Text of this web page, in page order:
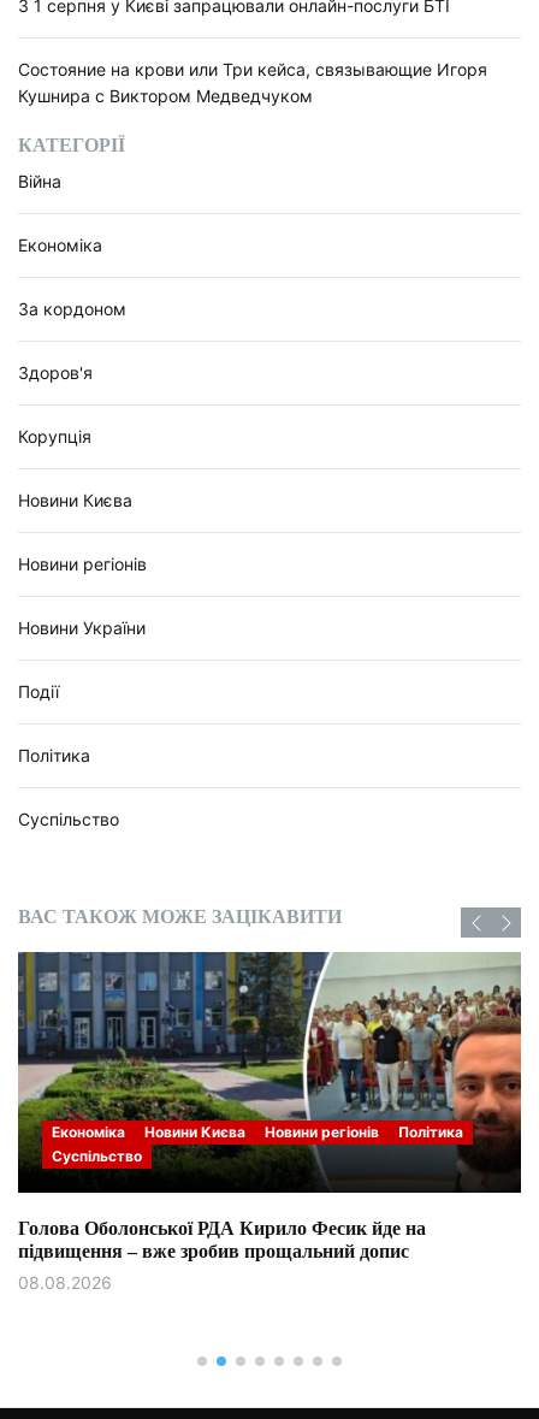
З 1 серпня у Києві запрацювали онлайн-послуги БТІ
Состояние на крови или Три кейса, связывающие Игоря
Кушнира с Виктором Медведчуком
КАТЕГОРІЇ
Війна
Економіка
За кордоном
Здоров'я
Корупція
Новини Києва
Новини регіонів
Новини України
Події
Політика
Суспільство
ВАС ТАКОЖ МОЖЕ ЗАЦІКАВИТИ
Економіка Новини Києва Новини регіонів
Політика
Суспільство
Голова Оболонської РДА Кирило Фесик йде на
підвищення – вже зробив прощальний допис
08.08.2026